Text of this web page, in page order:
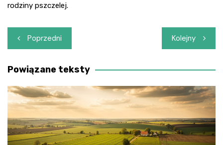
rodziny pszczelej.
Nawigacja
wpisu
Poprzedni Kolejny
Powiązane teksty